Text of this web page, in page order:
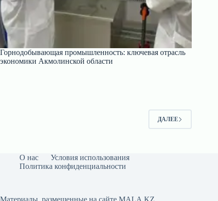
Горнодобывающая промышленность: ключевая отрасль
экономики Акмолинской области
ДАЛЕЕ
О нас
Условия использования
Политика конфиденциальности